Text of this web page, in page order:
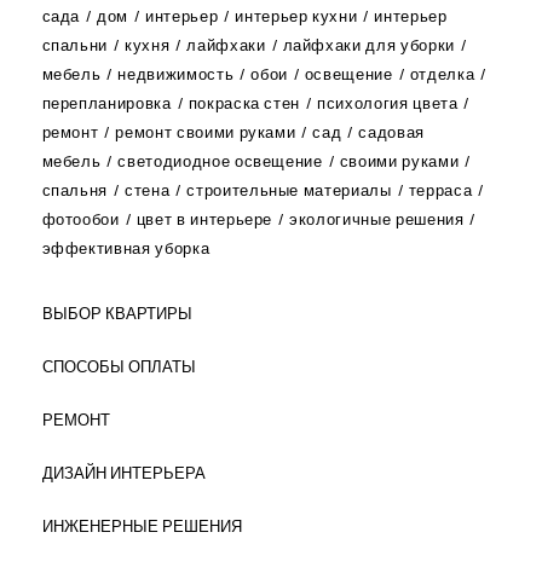
сада
дом интерьер интерьер кухни
интерьер
спальни
кухня лайфхаки
лайфхаки для уборки
мебель
недвижимость обои освещение
отделка
перепланировка
покраска стен
психология цвета
ремонт
ремонт своими руками сад
садовая
мебель
светодиодное освещение
своими руками
спальня
стена строительные материалы
терраса
фотообои
цвет в интерьере
экологичные решения
эффективная уборка
ВЫБОР КВАРТИРЫ
СПОСОБЫ ОПЛАТЫ
РЕМОНТ
ДИЗАЙН ИНТЕРЬЕРА
ИНЖЕНЕРНЫЕ РЕШЕНИЯ